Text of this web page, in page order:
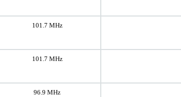
101.7 MHz
101.7 MHz
96.9 MHz